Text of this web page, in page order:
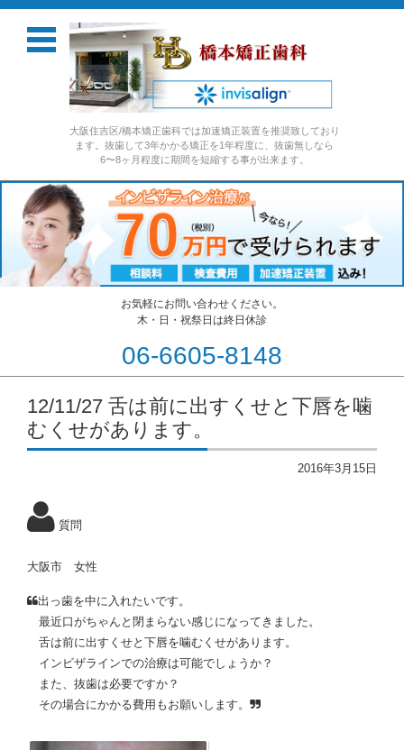
大阪住吉区/橋本矯正歯科では加速矯正装置を推奨致しており
ます。抜歯して3年かかる矯正を1年程度に、抜歯無しなら
6〜8ヶ月程度に期間を短縮する事が出来ます。
お気軽にお問い合わせください。
木・日・祝祭日は終日休診
06-6605-8148
コンテンツに移動
12/11/27 舌は前に出すくせと下唇を噛
むくせがあります。
2016年3月15日
質問
大阪市 女性
出っ歯を中に入れたいです。
最近口がちゃんと閉まらない感じになってきました。
舌は前に出すくせと下唇を噛むくせがあります。
インビザラインでの治療は可能でしょうか？
また、抜歯は必要ですか？
その場合にかかる費用もお願いします。